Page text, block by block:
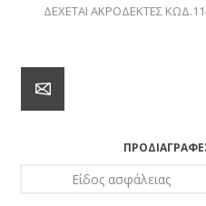
ΔΕΧΕΤΑΙ ΑΚΡΟΔΕΚΤΕΣ
Είδος ασφάλειας